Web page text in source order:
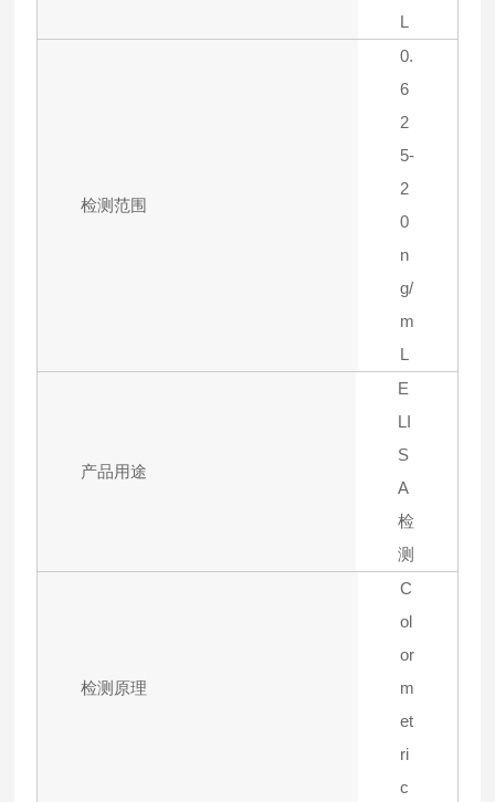
L
检测范围
0.
6
2
5-
2
0
n
g/
m
L
产品用途
E
LI
S
A
检
测
检测原理
C
ol
or
m
et
ri
c